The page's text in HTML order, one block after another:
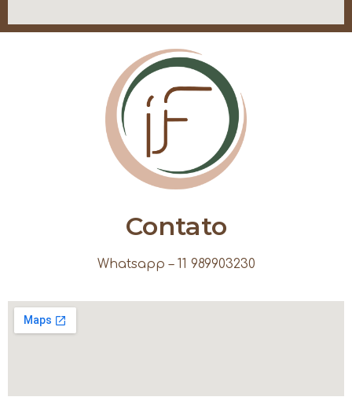
Contato
Whatsapp – 11 989903230